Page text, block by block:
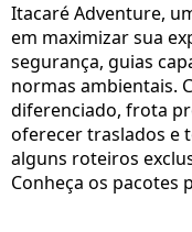
Itacaré Adventure,
em maximizar sua
segurança, guias
normas ambientais.
diferenciado, frota
oferecer traslados e
alguns roteiros
Conheça os pacotes